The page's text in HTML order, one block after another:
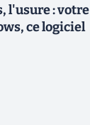
l'usure : votre
ce logiciel